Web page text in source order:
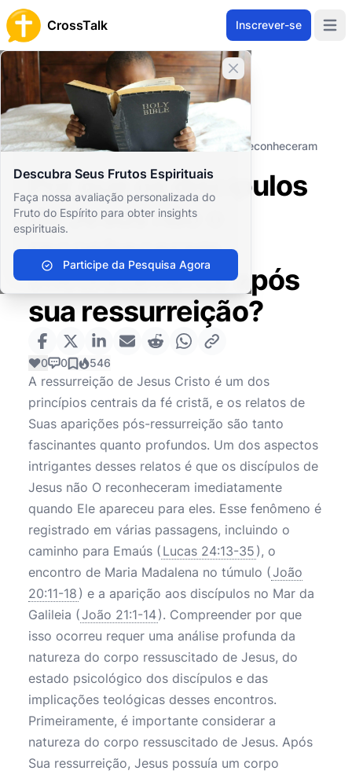
CrossTalk Inscrever-se
Fechar banner
Descubra Seus Frutos Espirituais
Faça nossa avaliação personalizada do
Fruto do Espírito para obter insights
espirituais.
Participe da Pesquisa Agora
Home
Arquivo de Perguntas
Conceitos Teológicos
Cristologia
Por que os discípulos de Jesus não o reconheceram
Por que os discípulos
de Jesus não o
reconheceram
imediatamente após
sua ressurreição?
0 0 546
A ressurreição de Jesus Cristo é um dos
princípios centrais da fé cristã, e os relatos de
Suas aparições pós-ressurreição são tanto
fascinantes quanto profundos. Um dos aspectos
intrigantes desses relatos é que os discípulos de
Jesus não O reconheceram imediatamente
quando Ele apareceu para eles. Esse fenômeno é
registrado em várias passagens, incluindo o
caminho para Emaús ( Lucas 24:13-35 ), o
encontro de Maria Madalena no túmulo (João
20:11-18 ) e a aparição aos discípulos no Mar da
Galileia (João 21:1-14). Compreender por que
isso ocorreu requer uma análise profunda da
natureza do corpo ressuscitado de Jesus, do
estado psicológico dos discípulos e das
implicações teológicas desses encontros.
Primeiramente, é importante considerar a
natureza do corpo ressuscitado de Jesus. Após
Sua ressurreição, Jesus possuía um corpo